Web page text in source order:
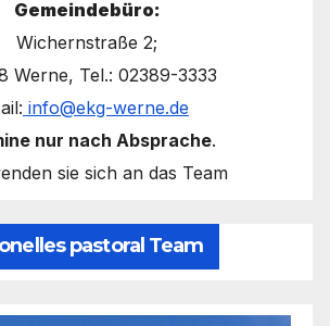
Gemeindebüro:
Wichernstraße 2;
Werne, Tel.: 02389-3333
info@ekg-werne.de
nur nach Absprache.
sie sich an das Team
pastoral Team